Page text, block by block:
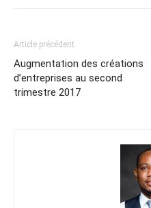
Article précédent
Augmentation des créations
d’entreprises au second
trimestre 2017